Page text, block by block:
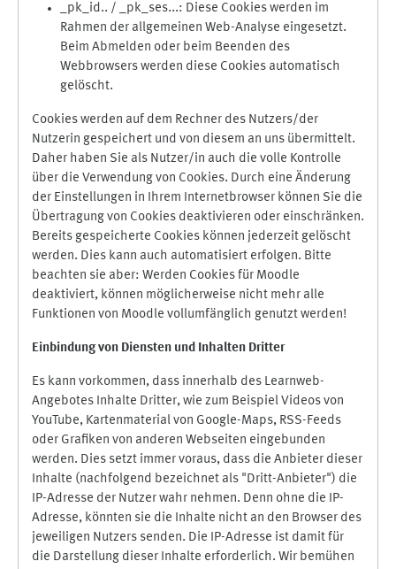
_pk_id.. / _pk_ses...: Diese Cookies werden im
Rahmen der allgemeinen Web-Analyse eingesetzt.
Beim Abmelden oder beim Beenden des
Webbrowsers werden diese Cookies automatisch
gelöscht.
Cookies werden auf dem Rechner des Nutzers/der
Nutzerin gespeichert und von diesem an uns übermittelt.
Daher haben Sie als Nutzer/in auch die volle Kontrolle
über die Verwendung von Cookies. Durch eine Änderung
der Einstellungen in Ihrem Internetbrowser können Sie die
Übertragung von Cookies deaktivieren oder einschränken.
Bereits gespeicherte Cookies können jederzeit gelöscht
werden. Dies kann auch automatisiert erfolgen. Bitte
beachten sie aber: Werden Cookies für Moodle
deaktiviert, können möglicherweise nicht mehr alle
Funktionen von Moodle vollumfänglich genutzt werden!
Einbindung von Diensten und Inhalten Dritter
Es kann vorkommen, dass innerhalb des Learnweb-
Angebotes Inhalte Dritter, wie zum Beispiel Videos von
YouTube, Kartenmaterial von Google-Maps, RSS-Feeds
oder Grafiken von anderen Webseiten eingebunden
werden. Dies setzt immer voraus, dass die Anbieter dieser
Inhalte (nachfolgend bezeichnet als "Dritt-Anbieter") die
IP-Adresse der Nutzer wahr nehmen. Denn ohne die IP-
Adresse, könnten sie die Inhalte nicht an den Browser des
jeweiligen Nutzers senden. Die IP-Adresse ist damit für
die Darstellung dieser Inhalte erforderlich. Wir bemühen